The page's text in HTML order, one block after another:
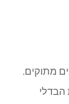
מתוקים.
הבדלי